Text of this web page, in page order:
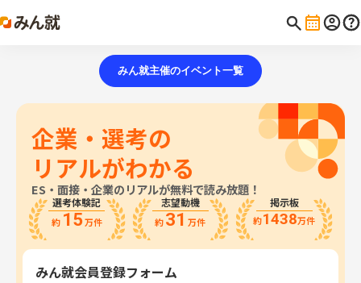
みん就主催のイベント一覧
企業・選考の
リアルがわかる
ES・面接・企業のリアルが無料で読み放題！
選考体験記
約 15万件
志望動機
約 31 万件
掲示板
約1438万件
みん就会員登録フォーム